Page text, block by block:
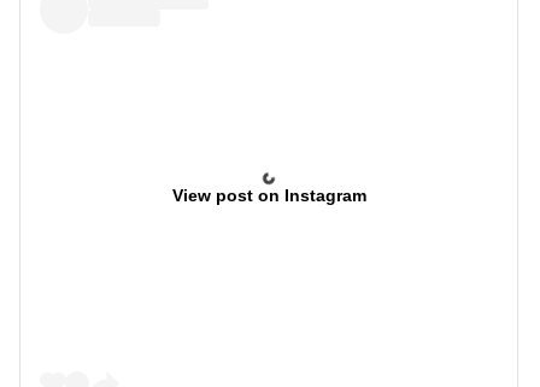
View post on Instagram